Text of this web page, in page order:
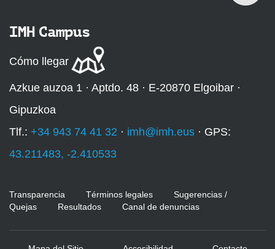
IMH Campus
Cómo llegar
Azkue auzoa 1 · Aptdo. 48 · E-20870 Elgoibar ·
Gipuzkoa
Tlf.: +34 943 74 41 32 · imh@imh.eus · GPS:
43.211483, -2.410533
Transparencia Términos legales
Sugerencias /
Quejas
Resultados Canal de denuncias